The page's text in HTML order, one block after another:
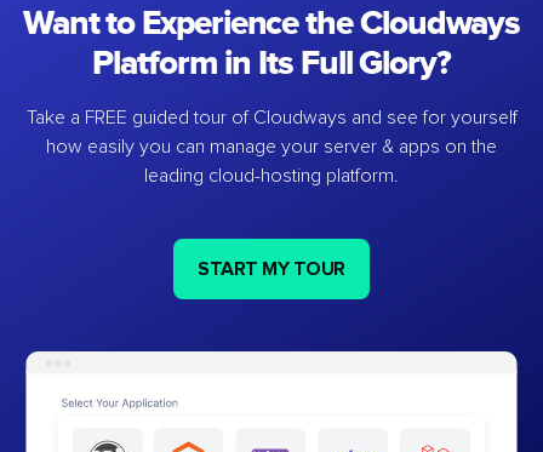
Want to Experience the Cloudways
Platform in Its Full Glory?
Take a FREE guided tour of Cloudways and see for yourself
how easily you can manage your server & apps on the
leading cloud-hosting platform.
START MY TOUR